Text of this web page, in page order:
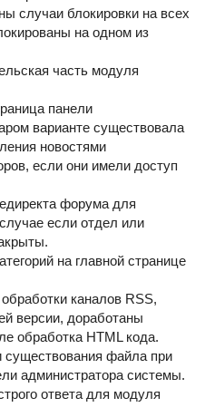
случаи блокировки на всех
на одном из
часть модуля
панели
варианте существовала
новостями
если они имели доступ
форума для
если отдел или
на главной странице
каналов RSS,
версии, доработаны
обработка HTML кода.
существования файла при
администратора системы.
ответа для модуля